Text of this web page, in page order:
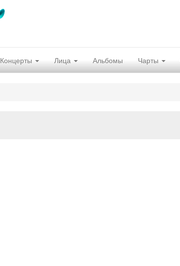
Концерты Лица Альбомы Чарты